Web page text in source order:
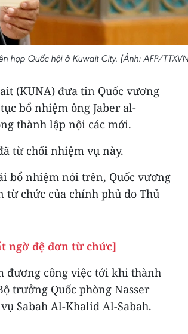
họp Quốc hội ở Kuwait City. (Ảnh: AFP/
(KUNA) đưa tin Quốc vương
bổ nhiệm ông Jaber al-
thành lập nội các mới.
từ chối nhiệm vụ này.
bổ nhiệm nói trên, Quốc vương
từ chức của chính phủ do Thủ
ngờ đệ đơn từ chức]
đương công việc tới khi thành
trưởng Quốc phòng Nasser
Sabah Al-Khalid Al-Sabah.